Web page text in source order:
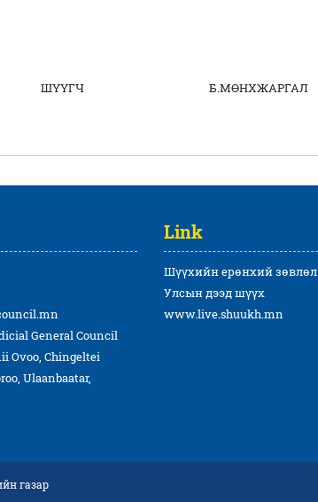
ШҮҮГЧ Б.МӨНХЖАРГАЛ
General Council
Ovoo, Chingeltei
Ulaanbaatar,
Link
Шүүхийн ерөнхий зөвлөл
Улсын дээд шүүх
www.live.shuukh.mn
газар